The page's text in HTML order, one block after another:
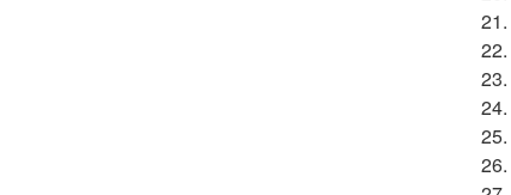
21.
22.
23.
24.
25.
26.